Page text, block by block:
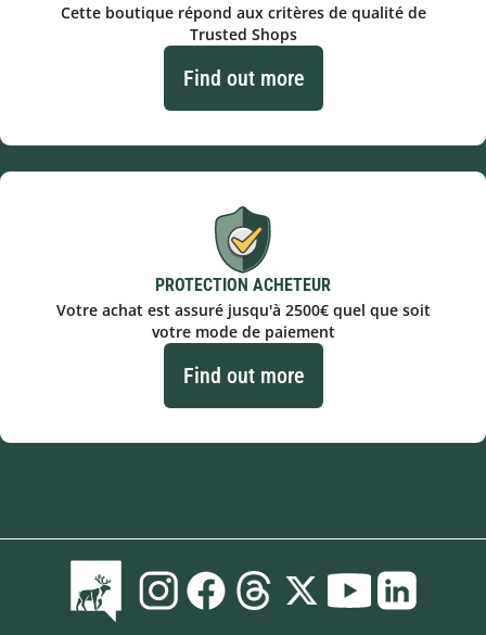
Cette boutique répond aux critères de qualité de
Trusted Shops
Find out more
PROTECTION ACHETEUR
Votre achat est assuré jusqu'à 2500€ quel que soit
votre mode de paiement
Find out more